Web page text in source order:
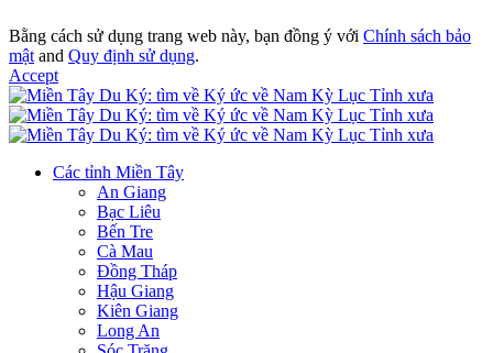
Bằng cách sử dụng trang web này, bạn đồng ý với Chính sách bảo
mật and Quy định sử dụng.
Accept
Các tỉnh Miền Tây
An Giang
Bạc Liêu
Bến Tre
Cà Mau
Đồng Tháp
Hậu Giang
Kiên Giang
Long An